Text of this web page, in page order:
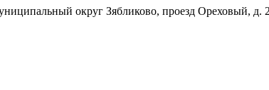
округ Зябликово, проезд Ореховый, д.